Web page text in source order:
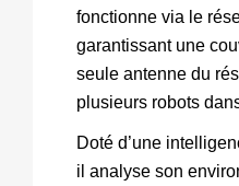
fonctionne via le
garantissant une
seule antenne du
plusieurs robots
Doté d’une
il analyse son